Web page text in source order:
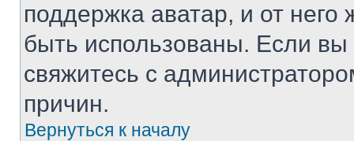
поддержка аватар, и от него
быть использованы. Если
свяжитесь с
причин.
Вернуться к началу